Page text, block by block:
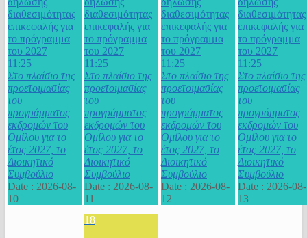
διαθεσιμότητας
επικεφαλής για
το πρόγραμμα
του 2027
11:25
Στο πλαίσιο της
προετοιμασίας
του
προγράμματος
εκδρομών του
Ομίλου για το
έτος 2027, το
Διοικητικό
Συμβούλιο
Date : 2026-08-
10
διαθεσιμότητας
επικεφαλής για
το πρόγραμμα
του 2027
11:25
Στο πλαίσιο της
προετοιμασίας
του
προγράμματος
εκδρομών του
Ομίλου για το
έτος 2027, το
Διοικητικό
Συμβούλιο
Date : 2026-08-
11
διαθεσιμότητας
επικεφαλής για
το πρόγραμμα
του 2027
11:25
Στο πλαίσιο της
προετοιμασίας
του
προγράμματος
εκδρομών του
Ομίλου για το
έτος 2027, το
Διοικητικό
Συμβούλιο
Date : 2026-08-
12
διαθεσιμότητας
επικεφαλής για
το πρόγραμμα
του 2027
11:25
Στο πλαίσιο της
προετοιμασίας
του
προγράμματος
εκδρομών του
Ομίλου για το
έτος 2027, το
Διοικητικό
Συμβούλιο
Date : 2026-08-
13
18